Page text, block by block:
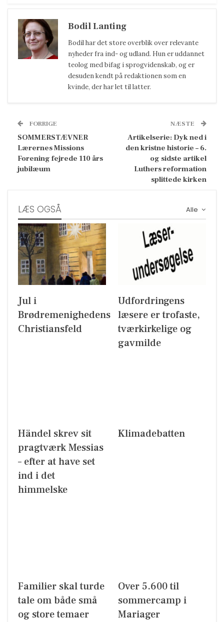
Bodil Lanting
Bodil har det store overblik over relevante
nyheder fra ind- og udland. Hun er uddannet
teolog med bifag i sprogvidenskab, og er
desuden kendt på redaktionen som en
kvinde, der har let til latter.
FORRIGE
SOMMERSTÆVNER
Lærernes Missions
Forening fejrede 110 års
jubilæum
NÆSTE
Artikelserie: Dyk ned i
den kristne historie – 6.
og sidste artikel
Luthers reformation
splittede kirken
Alle
LÆS OGSÅ
Jul i
Brødremenighedens
Christiansfeld
Udfordringens
læsere er trofaste,
tværkirkelige og
gavmilde
Händel skrev sit
pragtværk Messias
– efter at have set
ind i det
himmelske
Klimadebatten
Familier skal turde
tale om både små
og store temaer
Over 5.600 til
sommercamp i
Mariager